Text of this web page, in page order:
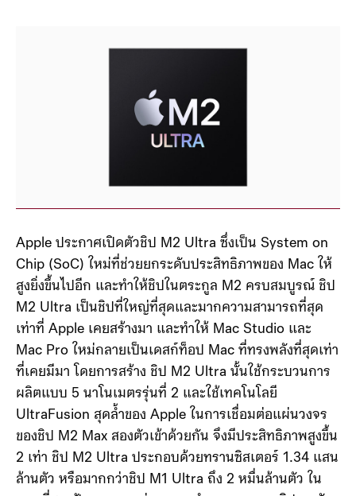
Apple ประกาศเปิดตัวชิป M2 Ultra ซึ่งเป็น System on
Chip (SoC) ใหม่ที่ช่วยยกระดับประสิทธิภาพของ Mac ให้
สูงยิ่งขึ้นไปอีก และทำให้ชิปในตระกูล M2 ครบสมบูรณ์ ชิป
M2 Ultra เป็นชิปที่ใหญ่ที่สุดและมากความสามารถที่สุด
เท่าที่ Apple เคยสร้างมา และทำให้ Mac Studio และ
Mac Pro ใหม่กลายเป็นเดสก์ท็อป Mac ที่ทรงพลังที่สุดเท่า
ที่เคยมีมา โดยการสร้าง ชิป M2 Ultra นั้นใช้กระบวนการ
ผลิตแบบ 5 นาโนเมตรรุ่นที่ 2 และใช้เทคโนโลยี
UltraFusion สุดล้ำของ Apple ในการเชื่อมต่อแผ่นวงจร
ของชิป M2 Max สองตัวเข้าด้วยกัน จึงมีประสิทธิภาพสูงขึ้น
2 เท่า ชิป M2 Ultra ประกอบด้วยทรานซิสเตอร์ 1.34 แสน
ล้านตัว หรือมากกว่าชิป M1 Ultra ถึง 2 หมื่นล้านตัว ใน